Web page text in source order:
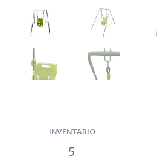
INVENTARIO
5